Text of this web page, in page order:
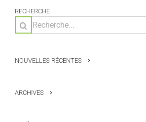
RECHERCHE
Rechercher:
NOUVELLES RÉCENTES
ARCHIVES